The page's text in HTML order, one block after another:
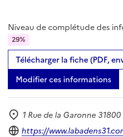
Niveau de complétude des
29%
Télécharger la fiche (PDF,
Modifier ces informations
Adresse
1 Rue de la Garonne
Site internet
https://